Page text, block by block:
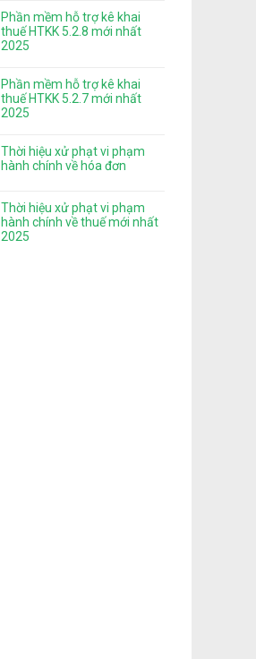
Phần mềm hỗ trợ kê khai
thuế HTKK 5.2.8 mới nhất
2025
Phần mềm hỗ trợ kê khai
thuế HTKK 5.2.7 mới nhất
2025
Thời hiệu xử phạt vi phạm
hành chính về hóa đơn
Thời hiệu xử phạt vi phạm
hành chính về thuế mới nhất
2025